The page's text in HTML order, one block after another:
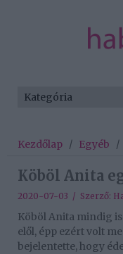
Kezdőlap / Egyéb /
Köböl Anita
2020-07-03 / Szerző:
Köböl Anita mindig
elől, épp ezért volt
bejelentette, hogy